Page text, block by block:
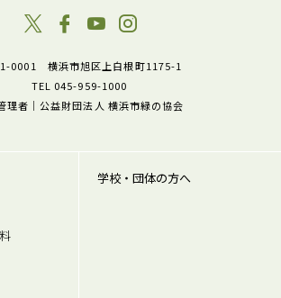
0001 横浜市旭区上白根町1175-1
TEL 045-959-1000
理者｜公益財団法人 横浜市緑の協会
学校・団体の方へ